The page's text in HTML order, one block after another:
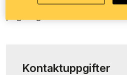
Granngården över 100 butiker
Kontaktuppgifter